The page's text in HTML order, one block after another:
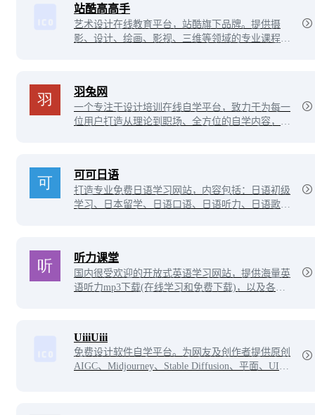
站酷高高手
艺术设计在线教育平台，站酷旗下品牌。提供摄
影、设计、绘画、影视、三维等领域的专业课程及
羽兔网
一个专注于设计培训在线自学平台，致力于为每一
位用户打造从理论到职场、全方位的自学内容，目
务。
可可日语
打造专业免费日语学习网站，内容包括：日语初级
学习、日本留学、日语口语、日语听力、日语歌
听力课堂
国内很受欢迎的开放式英语学习网站，提供海量英
语听力mp3下载(在线学习和免费下载)，以及各种
UiiiUiii
免费设计软件自学平台。为网友及创作者提供原创
AIGC、Midjourney、Stable Diffusion、平面、UI、